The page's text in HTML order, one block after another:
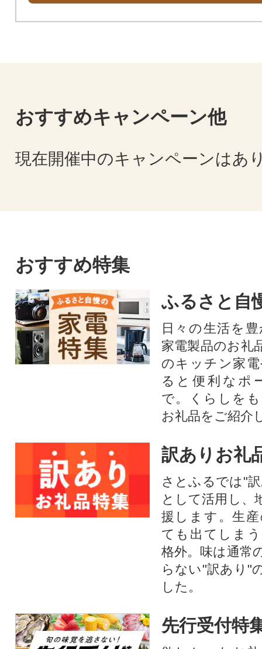
おすすめキャンペーン他
現在開催中のキャンペーンはあ
おすすめ特集
ふるさと自
日々の生活を
家電製品のお礼
のキッチン家
ると便利なポ
で。くらしを
お礼品をご紹介
訳ありお礼
さとふるでは"
として活用し、
援します。⽣
ても出てしま
格外。味は通常
らない"訳あり"
した。
先行受付特